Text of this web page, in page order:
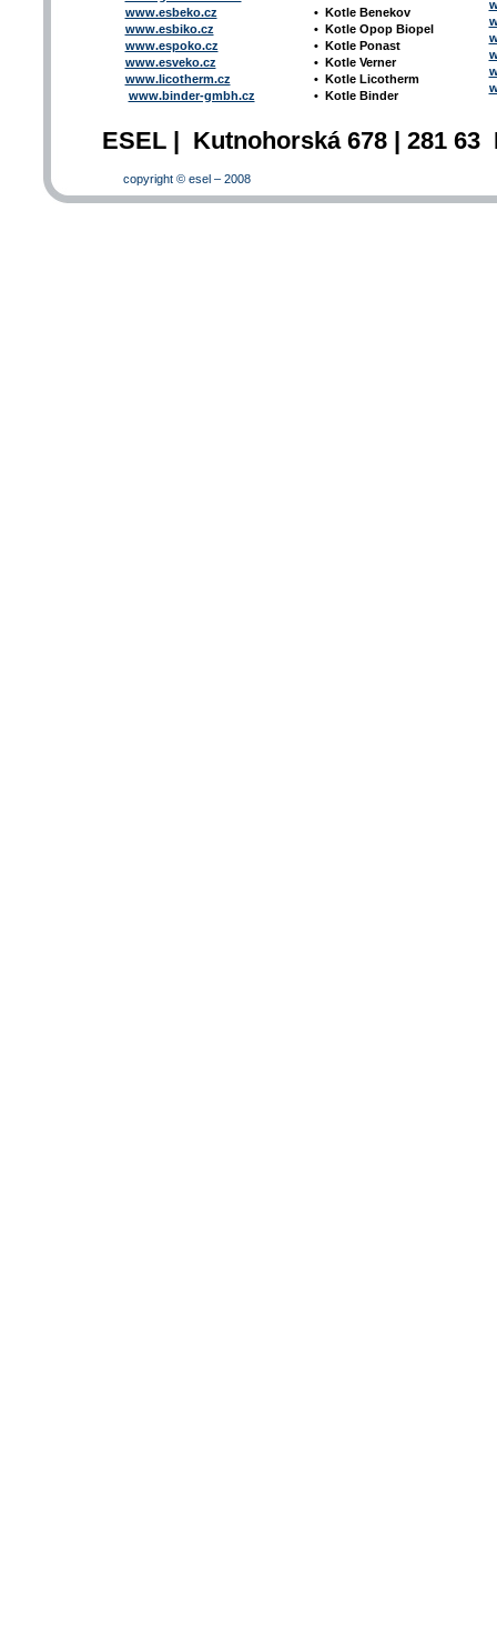
www.esbeko.cz
www.esbiko.cz
www.espoko.cz
www.esveko.cz
www.licotherm.cz
www.binder-gmbh.cz
• Kotle Benekov
• Kotle Opop Biopel
• Kotle Ponast
• Kotle Verner
• Kotle Licotherm
• Kotle Binder
ESEL | Kutnohorská 678 | 281
copyright © esel – 2008